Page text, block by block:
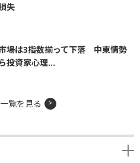
失
市場は3指数揃って下落 中東情勢
投資家心理...
覧を見る